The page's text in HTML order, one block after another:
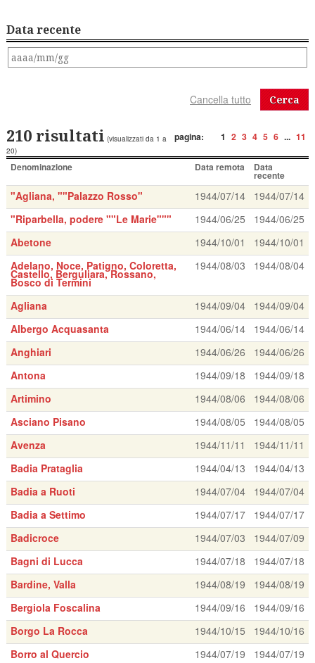
Data recente
Cerca
pagina: 1 2 3 4 5 6 ... 11
210 risultati (visualizzati da 1 a
20)
Denominazione Data remota Data
recente
"Agliana, ""Palazzo Rosso" 1944/07/14
1944/07/14
"Riparbella, podere ""Le Marie"""
1944/06/25
1944/06/25
Abetone
1944/10/01
1944/10/01
Adelano, Noce, Patigno, Coloretta,
Castello, Berguliara, Rossano,
Bosco di Termini
1944/08/03 1944/08/04
Agliana 1944/09/04
1944/09/04
Albergo Acquasanta
1944/06/14
1944/06/14
Anghiari
1944/06/26
1944/06/26
Antona
1944/09/18
1944/09/18
Artimino
1944/08/06
1944/08/06
Asciano Pisano
1944/08/05
1944/08/05
Avenza
1944/11/11
1944/11/11
Badia Prataglia
1944/04/13
1944/04/13
Badia a Ruoti
1944/07/04
1944/07/04
Badia a Settimo
1944/07/17
1944/07/17
Badicroce
1944/07/03
1944/07/09
Bagni di Lucca
1944/07/18
1944/07/18
Bardine, Valla
1944/08/19
1944/08/19
Bergiola Foscalina
1944/09/16
1944/09/16
Borgo La Rocca
1944/10/15
1944/10/16
Borro al Quercio
1944/07/19 1944/07/19